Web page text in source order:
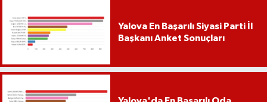
Yalova En Başarılı Siyasi Parti İl
Başkanı Anket Sonuçları